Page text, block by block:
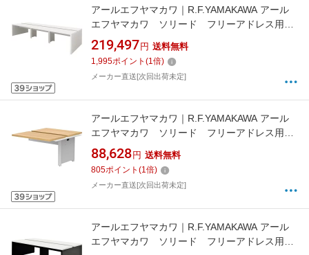
アールエフヤマカワ｜R.F.YAMAKAWA アール
エフヤマカワ ソリード フリーアドレス用デ
スク2 W3600×D1200 ホワイト×ホワイト脚
RFTFT23612WHWL 【メーカー直送・時間指
定・返品不可】
219,497 円 送料無料
1,995ポイント (1倍)
メーカー直送[次回出荷未定]
アールエフヤマカワ｜R.F.YAMAKAWA アール
エフヤマカワ ソリード フリーアドレス用デ
スク2 増連 W1200×D1400 オーク×ホワイ
ト脚 RFTFT21214ADOAWL 【メーカー直送・
時間指定・返品不可】
88,628 円 送料無料
805ポイント (1倍)
メーカー直送[次回出荷未定]
アールエフヤマカワ｜R.F.YAMAKAWA アール
エフヤマカワ ソリード フリーアドレス用デ